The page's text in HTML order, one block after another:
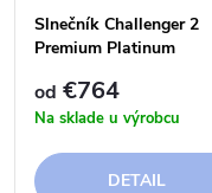
e
p
p
Slnečník Challenger 2
Premium Platinum
od €764
Na sklade u výrobcu
DETAIL